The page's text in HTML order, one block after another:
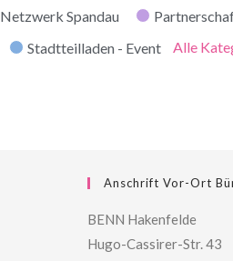
Netzwerk Spandau
Stadtteilladen - Event
Alle
Anschrift Vor-Ort
BENN Hakenfelde
Hugo-Cassirer-Str. 43